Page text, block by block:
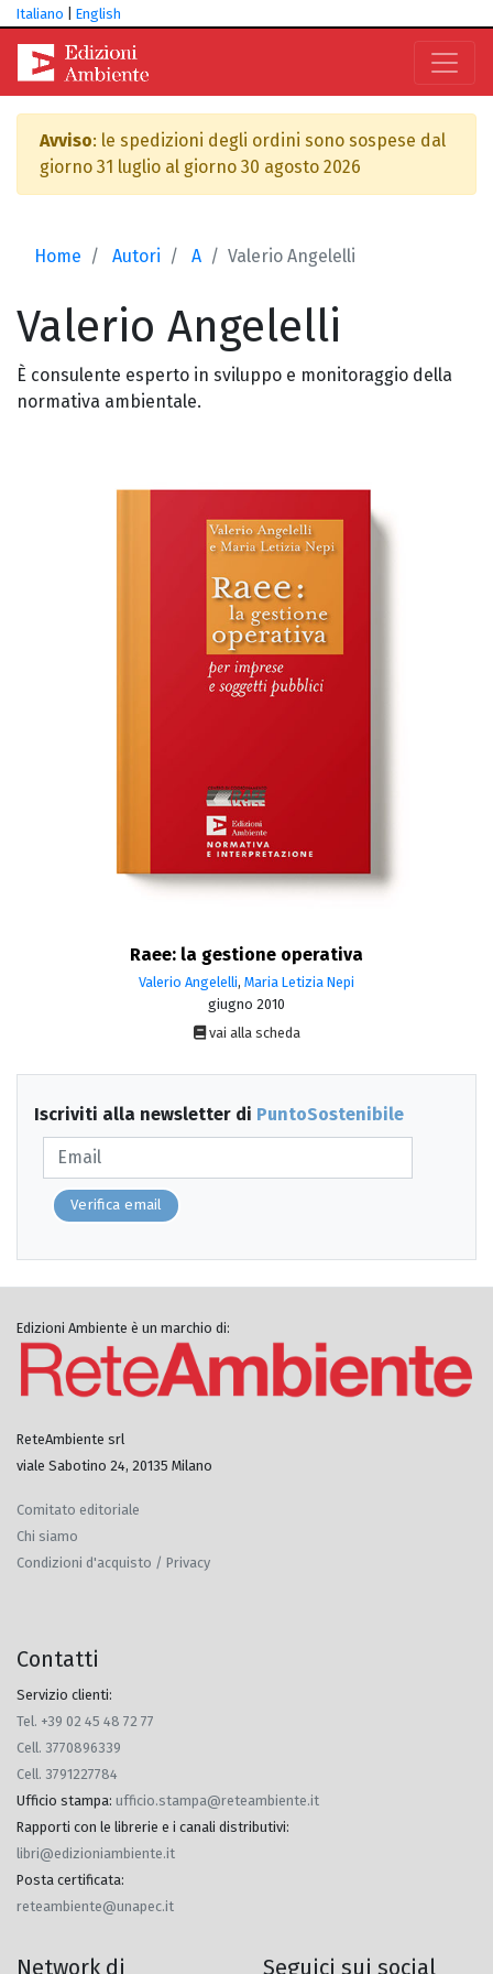
Italiano English
Avviso: le spedizioni degli ordini sono sospese dal
giorno 31 luglio al giorno 30 agosto 2026
Home Autori A Valerio Angelelli
Valerio Angelelli
È consulente esperto in sviluppo e monitoraggio della
normativa ambientale.
Raee: la gestione operativa
Valerio Angelelli, Maria Letizia Nepi
giugno 2010
vai alla scheda
Iscriviti alla newsletter di PuntoSostenibile
Verifica email
Edizioni Ambiente è un marchio di:
ReteAmbiente srl
viale Sabotino 24, 20135 Milano
Comitato editoriale
Chi siamo
Condizioni d'acquisto / Privacy
Contatti
Servizio clienti:
Tel. +39 02 45 48 72 77
Cell. 3770896339
Cell. 3791227784
Ufficio stampa: ufficio.stampa@reteambiente.it
Rapporti con le librerie e i canali distributivi:
libri@edizioniambiente.it
Posta certificata:
reteambiente@unapec.it
Network di Seguici sui social